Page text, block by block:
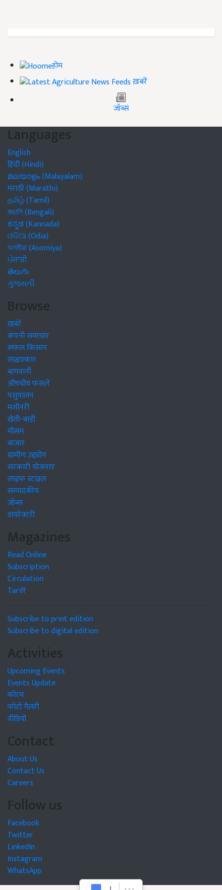
होम
ख़बरें
जॉब्स
Languages
English
हिंदी (Hindi)
മലയാളം (Malayalam)
मराठी (Marathi)
தமிழ் (Tamil)
বাঙালি (Bengali)
ಕನ್ನಡ (Kannada)
ଓଡିଆ (Odia)
অসমীয়া (Asomiya)
ਪੰਜਾਬੀ
తెలుగు
ગુજરાતી
Browse
खबरें
कंपनी समाचार
सफल किसान
साक्षात्कार
बागवानी
औषधीय फसलें
पशुपालन
मशीनरी
खेती-बाड़ी
मौसम
बाजार
ग्रामीण उद्द्योग
सरकारी योजनाएं
लाइफ स्टाइल
सम्पादकीय
जॉब्स
डायरेक्टरी
Magazines
Read Online
Subscription
Circulation
Tariff
Subscribe to print edition
Subscribe to digital edition
Activities
Upcoming Events
Events Update
फोरम
फोटो गैलरी
वीडियो
Contact
About Us
Contact Us
Careers
Follow us
Facebook
Twitter
LinkedIn
Instagram
WhatsApp